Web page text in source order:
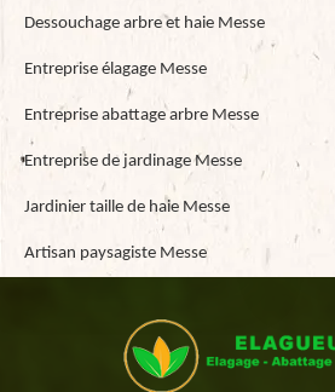
Dessouchage arbre et haie Messe
Entreprise élagage Messe
Entreprise abattage arbre Messe
Entreprise de jardinage Messe
Jardinier taille de haie Messe
Artisan paysagiste Messe